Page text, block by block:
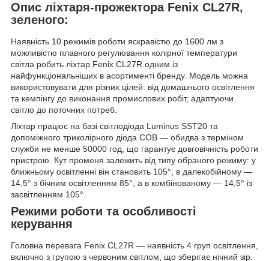
Опис ліхтаря-прожектора Fenix CL27R,
зеленого:
Наявність 10 режимів роботи яскравістю до 1600 лм з
можливістю плавного регулювання колірної температури
світла робить ліхтар Fenix CL27R одним із
найфункціональніших в асортименті бренду. Модель можна
використовувати для різних цілей: від домашнього освітлення
та кемпінгу до виконання промислових робіт, адаптуючи
світло до поточних потреб.
Ліхтар працює на базі світлодіода Luminus SST20 та
допоміжного триколірного діода COB — обидва з терміном
служби не менше 50000 год, що гарантує довговічність роботи
пристрою. Кут променя залежить від типу обраного режиму: у
ближньому освітленні він становить 105°, в далекобійному —
14,5° з бічним освітленням 85°, а в комбінованому — 14,5° із
засвітленням 105°.
Режими роботи та особливості
керування
Головна перевага Fenix CL27R — наявність 4 груп освітлення,
включно з групою з червоним світлом, що зберігає нічний зір.